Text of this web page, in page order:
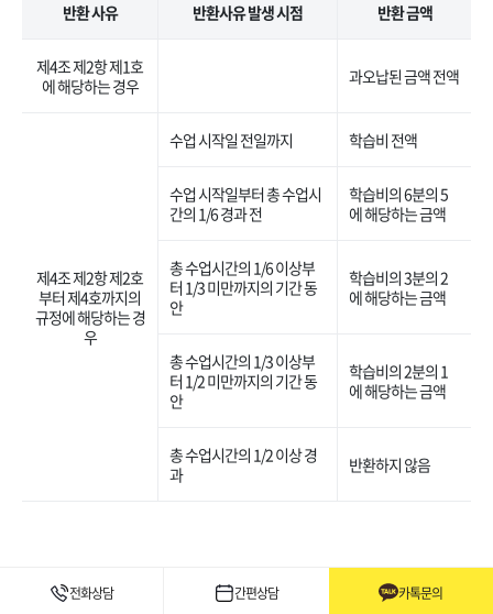
반환 사유 반환사유 발생 시점 반환 금액
제4조 제2항 제1호
에 해당하는 경우
과오납된 금액 전액
제4조 제2항 제2호
부터 제4호까지의
규정에 해당하는 경
우
수업 시작일 전일까지 학습비 전액
수업 시작일부터 총 수업시
간의 1/6 경과 전
학습비의 6분의 5
에 해당하는 금액
총 수업시간의 1/6 이상부
터 1/3 미만까지의 기간 동
안
학습비의 3분의 2
에 해당하는 금액
총 수업시간의 1/3 이상부
터 1/2 미만까지의 기간 동
안
학습비의 2분의 1
에 해당하는 금액
총 수업시간의 1/2 이상 경
과
반환하지 않음
전화상담 간편상담 카톡문의